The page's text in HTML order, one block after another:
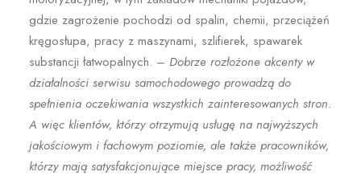
gdzie zagrożenie pochodzi od spalin, chemii, przeciążeń
kręgosłupa, pracy z maszynami, szlifierek, spawarek
substancji łatwopalnych. – Dobrze rozłożone akcenty w
działalności serwisu samochodowego prowadzą do
spełnienia oczekiwania wszystkich zainteresowanych stron.
A więc klientów, którzy otrzymują usługę na najwyższych
jakościowym i fachowym poziomie, ale także pracowników,
którzy mają satysfakcjonujące miejsce pracy, możliwość